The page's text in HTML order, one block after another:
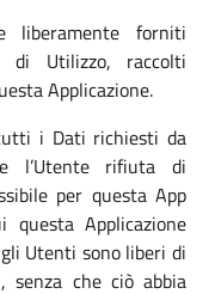
liberamente forniti
Utilizzo, raccolti
Applicazione.
i Dati richiesti da
l’Utente rifiuta di
per questa App
Applicazione
Utenti sono liberi di
senza che ciò abbia